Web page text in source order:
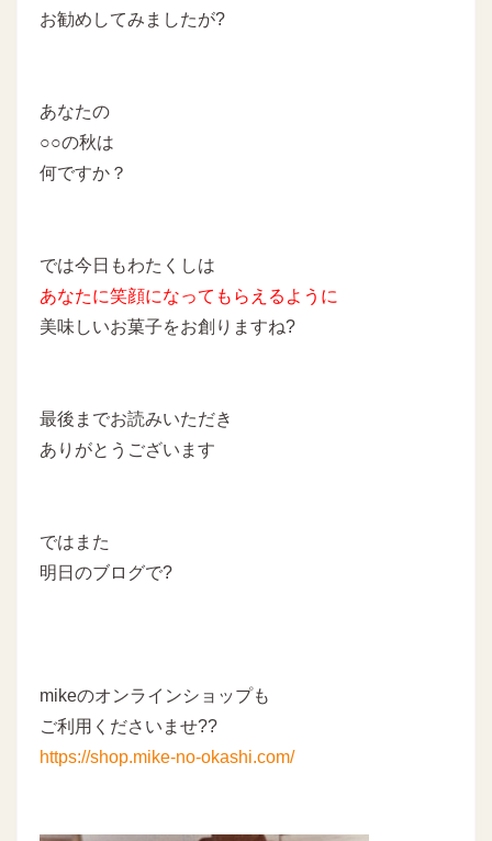
お勧めしてみましたが?
あなたの
○○の秋は
何ですか？
では今日もわたくしは
あなたに笑顔になってもらえるように
美味しいお菓子をお創りますね?
最後までお読みいただき
ありがとうございます
ではまた
明日のブログで?
mikeのオンラインショップも
ご利用くださいませ??
https://shop.mike-no-okashi.com/